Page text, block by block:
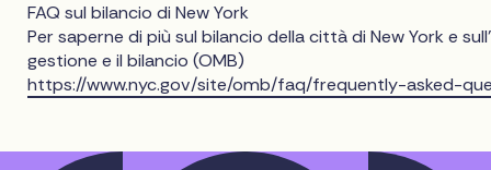
FAQ sul bilancio di New York
Per saperne di più sul bilancio della città di New York e
gestione e il bilancio (OMB)
https://www.nyc.gov/site/omb/faq/frequently-asked-